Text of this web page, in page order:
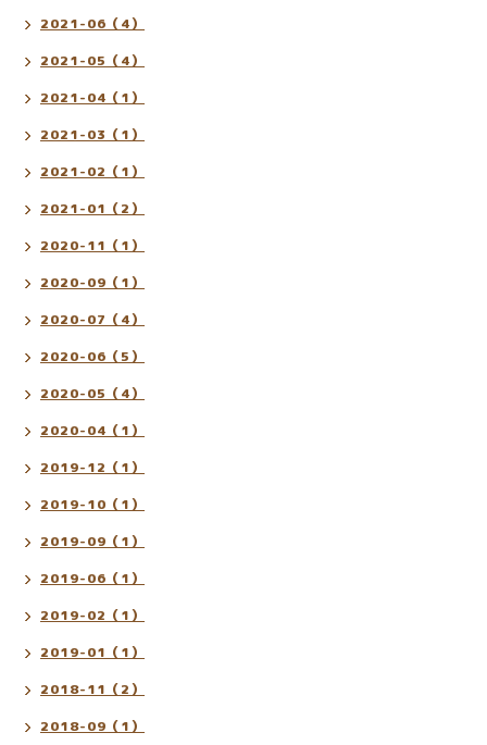
2021-06（4）
2021-05（4）
2021-04（1）
2021-03（1）
2021-02（1）
2021-01（2）
2020-11（1）
2020-09（1）
2020-07（4）
2020-06（5）
2020-05（4）
2020-04（1）
2019-12（1）
2019-10（1）
2019-09（1）
2019-06（1）
2019-02（1）
2019-01（1）
2018-11（2）
2018-09（1）